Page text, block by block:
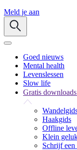
Meld je aan
Goed nieuws
Mental health
Levenslessen
Slow life
Gratis downloads
Haakgids
Offline
Klein
Schrijf